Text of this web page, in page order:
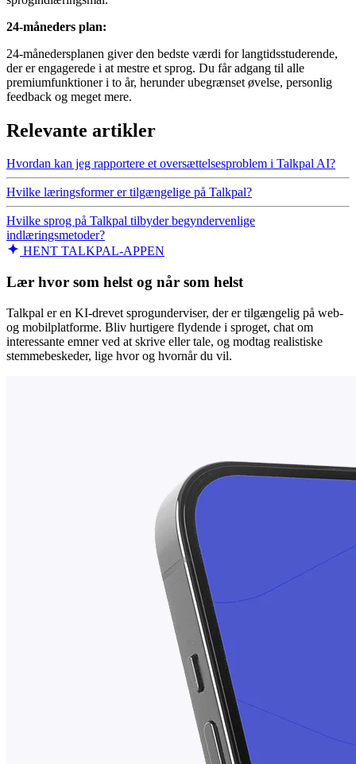
24-måneders plan:
24-månedersplanen giver den bedste værdi for langtidsstuderende,
der er engagerede i at mestre et sprog. Du får adgang til alle
premiumfunktioner i to år, herunder ubegrænset øvelse, personlig
feedback og meget mere.
Relevante artikler
Hvordan kan jeg rapportere et oversættelsesproblem i Talkpal AI?
Hvilke læringsformer er tilgængelige på Talkpal?
Hvilke sprog på Talkpal tilbyder begyndervenlige
indlæringsmetoder?
HENT TALKPAL-APPEN
Lær hvor som helst og når som helst
Talkpal er en KI-drevet sprogunderviser, der er tilgængelig på web-
og mobilplatforme. Bliv hurtigere flydende i sproget, chat om
interessante emner ved at skrive eller tale, og modtag realistiske
stemmebeskeder, lige hvor og hvornår du vil.